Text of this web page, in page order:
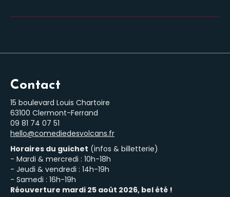
Contact
15 boulevard Louis Chartoire
63100 Clermont-Ferrand
‭09 81 74 07 51‬
hello@comediedesvolcans.fr
Horaires du guichet (infos & billetterie)
- Mardi & mercredi : 10h-18h
- Jeudi & vendredi : 14h-19h
- Samedi : 16h-19h
Réouverture mardi 25 août 2026, bel été !